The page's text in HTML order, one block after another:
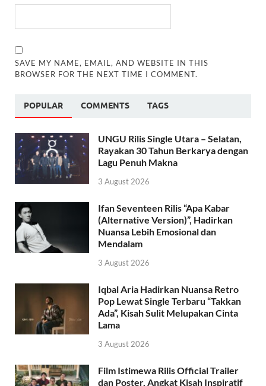
SAVE MY NAME, EMAIL, AND WEBSITE IN THIS
BROWSER FOR THE NEXT TIME I COMMENT.
POPULAR COMMENTS TAGS
UNGU Rilis Single Utara – Selatan,
Rayakan 30 Tahun Berkarya dengan
Lagu Penuh Makna
3 August 2026
Ifan Seventeen Rilis “Apa Kabar
(Alternative Version)”, Hadirkan
Nuansa Lebih Emosional dan
Mendalam
3 August 2026
Iqbal Aria Hadirkan Nuansa Retro
Pop Lewat Single Terbaru “Takkan
Ada”, Kisah Sulit Melupakan Cinta
Lama
3 August 2026
Film Istimewa Rilis Official Trailer
dan Poster, Angkat Kisah Inspiratif